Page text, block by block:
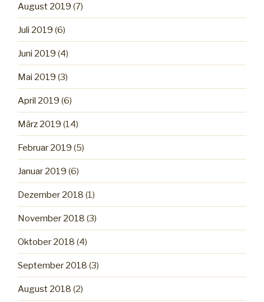
August 2019 (7)
Juli 2019 (6)
Juni 2019 (4)
Mai 2019 (3)
April 2019 (6)
März 2019 (14)
Februar 2019 (5)
Januar 2019 (6)
Dezember 2018 (1)
November 2018 (3)
Oktober 2018 (4)
September 2018 (3)
August 2018 (2)